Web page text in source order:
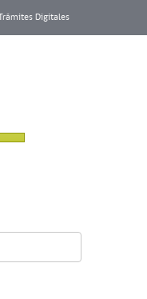
Digitales